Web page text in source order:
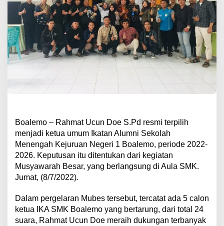
Boalemo – Rahmat Ucun Doe S.Pd resmi terpilih
menjadi ketua umum Ikatan Alumni Sekolah
Menengah Kejuruan Negeri 1 Boalemo, periode 2022-
2026. Keputusan itu ditentukan dari kegiatan
Musyawarah Besar, yang berlangsung di Aula SMK.
Jumat, (8/7/2022).
Dalam pergelaran Mubes tersebut, tercatat ada 5 calon
ketua IKA SMK Boalemo yang bertarung, dari total 24
suara, Rahmat Ucun Doe meraih dukungan terbanyak